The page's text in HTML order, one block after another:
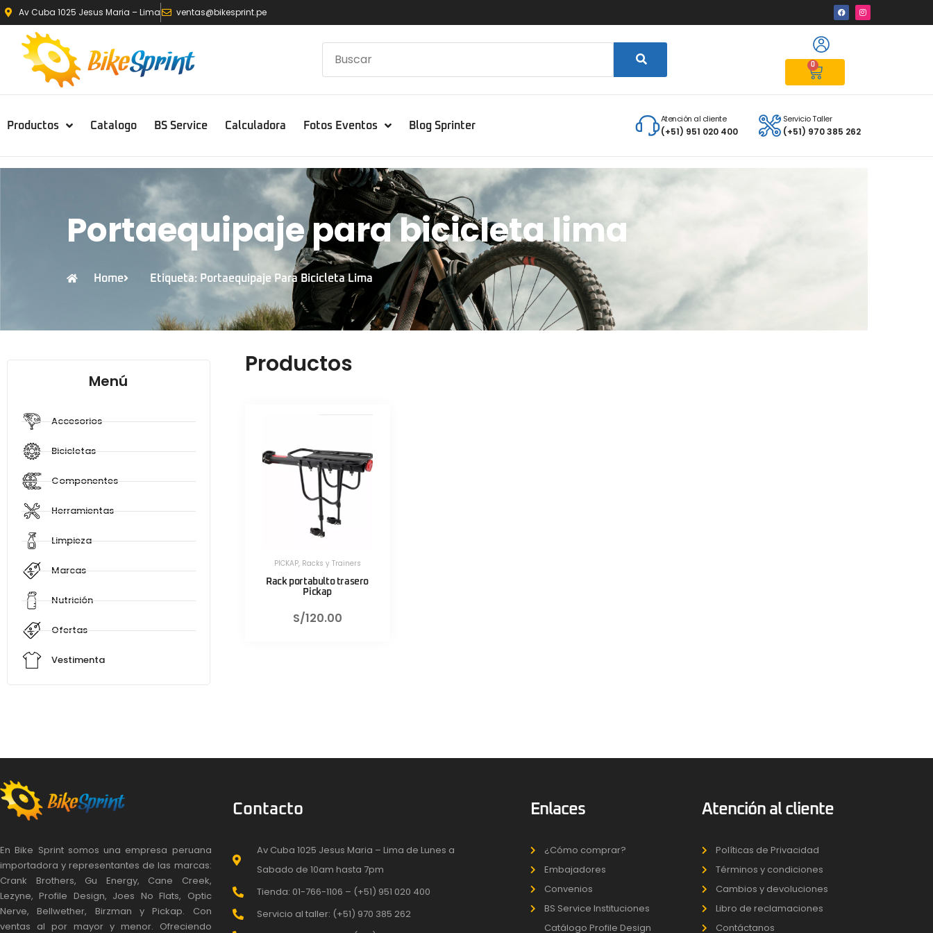
Av Cuba 1025 Jesus Maria – Lima ventas@bikesprint.pe
0
Productos Catalogo BS Service Calculadora Fotos Eventos Blog Sprinter
Atención al cliente
(+51) 951 020 400
Servicio Taller
(+51) 970 385 262
Portaequipaje para bicicleta lima
Home Etiqueta: Portaequipaje Para Bicicleta Lima
Menú
Accesorios
Bicicletas
Componentes
Herramientas
Limpieza
Marcas
Nutrición
Ofertas
Vestimenta
Productos
PICKAP, Racks y Trainers
Rack portabulto trasero
Pickap
S/120.00
En Bike Sprint somos una empresa peruana
importadora y representantes de las marcas:
Crank Brothers, Gu Energy, Cane Creek,
Lezyne, Profile Design, Joes No Flats, Optic
Nerve, Bellwether, Birzman y Pickap. Con
ventas al por mayor y menor. Ofreciendo
Contacto
Av Cuba 1025 Jesus Maria – Lima de Lunes a
Sabado de 10am hasta 7pm
Tienda: 01-766-1106 – (+51) 951 020 400
Servicio al taller: (+51) 970 385 262
Enlaces
¿Cómo comprar?
Embajadores
Convenios
BS Service Instituciones
Catálogo Profile Design
Atención al cliente
Políticas de Privacidad
Términos y condiciones
Cambios y devoluciones
Libro de reclamaciones
Contáctanos